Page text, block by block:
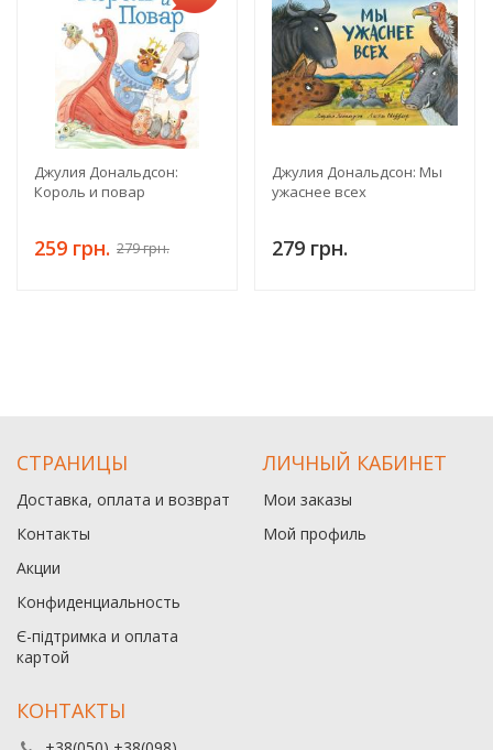
Джулия Дональдсон:
Король и повар
259 грн. 279 грн.
Джулия Дональдсон: Мы
ужаснее всех
279 грн.
СТРАНИЦЫ
Доставка, оплата и возврат
Контакты
Акции
Конфиденциальность
Є-підтримка и оплата
картой
ЛИЧНЫЙ КАБИНЕТ
Мои заказы
Мой профиль
КОНТАКТЫ